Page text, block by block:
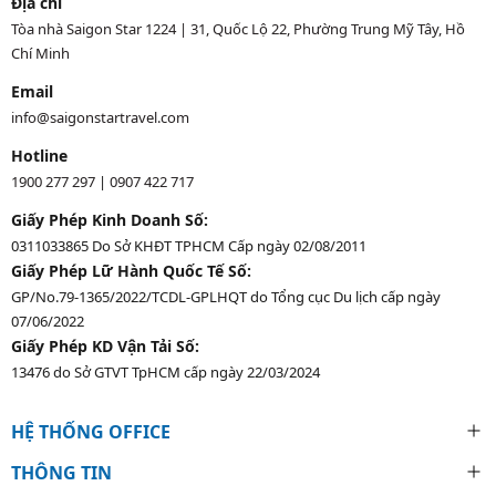
Tòa nhà Saigon Star 1224 | 31, Quốc Lộ 22, Phường Trung Mỹ Tây, Hồ
Chí Minh
Email
info@saigonstartravel.com
Hotline
1900 277 297 | 0907 422 717
Giấy Phép Kinh Doanh Số:
0311033865 Do Sở KHĐT TPHCM Cấp ngày 02/08/2011
Giấy Phép Lữ Hành Quốc Tế Số:
GP/No.79-1365/2022/TCDL-GPLHQT do Tổng cục Du lịch cấp ngày
07/06/2022
Giấy Phép KD Vận Tải Số:
13476 do Sở GTVT TpHCM cấp ngày 22/03/2024
HỆ THỐNG OFFICE
THÔNG TIN